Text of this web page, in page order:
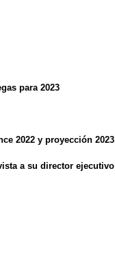
para 2023
2022 y proyección 2023
a su director ejecutivo